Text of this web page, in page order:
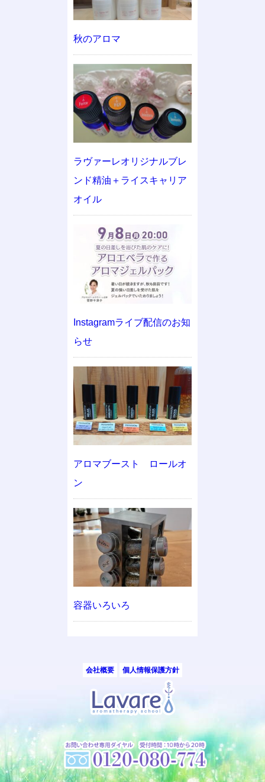
秋のアロマ
ラヴァーレオリジナルブレ
ンド精油＋ライスキャリア
オイル
Instagramライブ配信のお知
らせ
アロマブースト ロールオ
ン
容器いろいろ
会社概要 個人情報保護方針